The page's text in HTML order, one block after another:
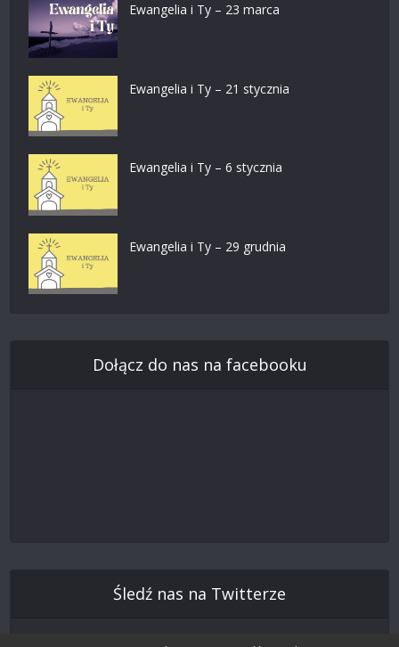
Ewangelia i Ty – 23 marca
Ewangelia i Ty – 21 stycznia
Ewangelia i Ty – 6 stycznia
Ewangelia i Ty – 29 grudnia
Dołącz do nas na facebooku
Śledź nas na Twitterze